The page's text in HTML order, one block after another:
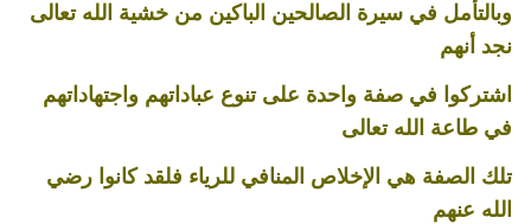
وبالتأمل في سيرة الصالحين الباكين من خشية الله تعالى
نجد أنهم
اشتركوا في صفة واحدة على تنوع عباداتهم واجتهاداتهم
في طاعة الله تعالى
تلك الصفة هي الإخلاص المنافي للرياء فلقد كانوا رضي
الله عنهم